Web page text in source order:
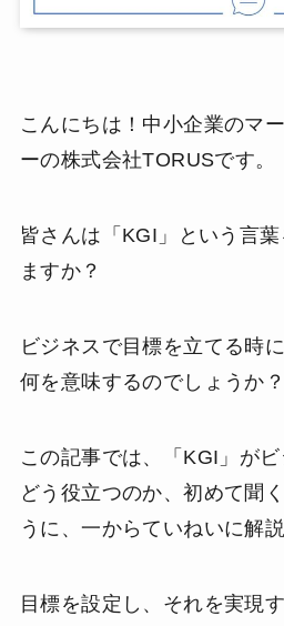
こんにちは！中小企業のマ
ーの株式会社TORUSです。
皆さんは「KGI」という言
ますか？
ビジネスで目標を立てる時
何を意味するのでしょうか？
この記事では、「KGI」が
どう役立つのか、初めて聞
うに、一からていねいに解
目標を設定し、それを実現